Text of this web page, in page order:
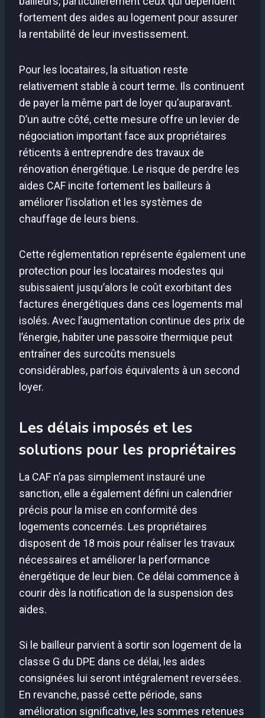
fortement des aides au logement pour assurer
la rentabilité de leur investissement.
Pour les locataires, la situation reste
relativement stable à court terme. Ils continuent
de payer la même part de loyer qu’auparavant.
D’un autre côté, cette mesure offre un levier de
négociation important face aux propriétaires
réticents à entreprendre des travaux de
rénovation énergétique. Le risque de perdre les
aides CAF incite fortement les bailleurs à
améliorer l’isolation et les systèmes de
chauffage de leurs biens.
Cette réglementation représente également une
protection pour les locataires modestes qui
subissaient jusqu’alors le coût exorbitant des
factures énergétiques dans ces logements mal
isolés. Avec l’augmentation continue des prix de
l’énergie, habiter une passoire thermique peut
entraîner des surcoûts mensuels
considérables, parfois équivalents à un second
loyer.
Les délais imposés et les
solutions pour les propriétaires
La CAF n’a pas simplement instauré une
sanction, elle a également défini un calendrier
précis pour la mise en conformité des
logements concernés. Les propriétaires
disposent de 18 mois pour réaliser les travaux
nécessaires et améliorer la performance
énergétique de leur bien. Ce délai commence à
courir dès la notification de la suspension des
aides.
Si le bailleur parvient à sortir son logement de la
classe G du DPE dans ce délai, les aides
consignées lui seront intégralement reversées.
En revanche, passé cette période, sans
amélioration significative, les sommes retenues